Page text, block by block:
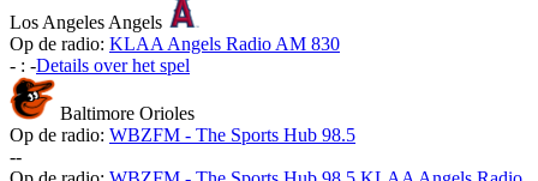
Los Angeles Angels
Op de radio: KLAA Angels Radio AM 830
- : -Details over het spel
Baltimore Orioles
Op de radio: WBZFM - The Sports Hub 98.5
--